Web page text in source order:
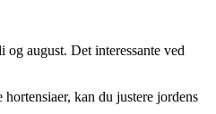
august. Det interessante ved
kan du justere jordens